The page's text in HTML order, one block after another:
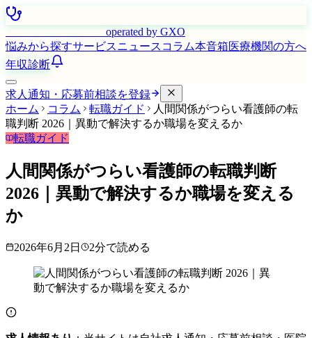
operated by GXO
悩みから探すサービスニュース コラム本音箱医療機関の方へ
年収診断
求人通知・応募前相談を登録
ホーム
コラム 転職ガイド
人間関係がつらい看護師の転
職判断 2026｜異動で解決するか職場を変えるか
転職ガイド
人間関係がつらい看護師の転職判断
2026｜異動で解決するか職場を変える
か
2026年6月2日 2分で読める